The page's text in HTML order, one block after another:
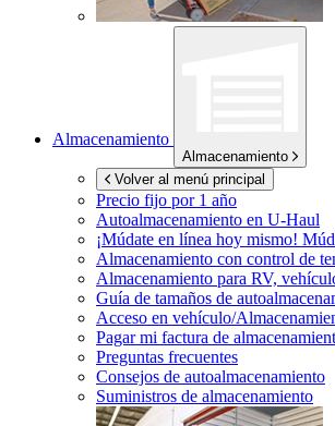
Almacenamiento
Almacenamiento
Volver al menú principal
Precio fijo por 1 año
Autoalmacenamiento en U-Haul
¡Múdate en línea hoy mismo!
Almacenamiento con control de
Almacenamiento para RV,
Guía de tamaños de
Acceso en vehículo/
Pagar mi factura de
Preguntas frecuentes
Consejos de autoalmacenamiento
Suministros de almacenamiento